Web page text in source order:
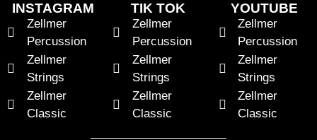
INSTAGRAM
Zellmer
Percussion
Zellmer
Strings
Zellmer
Classic
TIK TOK
Zellmer
Percussion
Zellmer
Strings
Zellmer
Classic
YOUTUBE
Zellmer
Percussion
Zellmer
Strings
Zellmer
Classic